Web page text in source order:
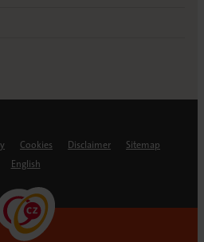
Cookies Disclaimer
Sitemap
English